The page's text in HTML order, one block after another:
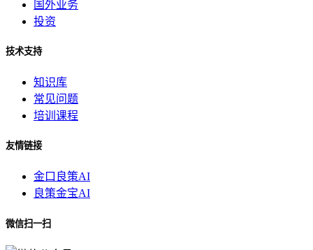
国外业务
投资
技术支持
知识库
常见问题
培训课程
友情链接
金口良策AI
良策金宝AI
微信扫一扫